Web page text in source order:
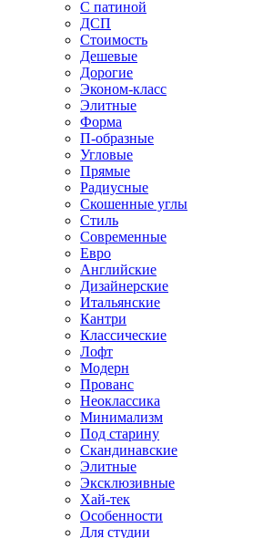
С патиной
ДСП
Стоимость
Дешевые
Дорогие
Эконом-класс
Элитные
Форма
П-образные
Угловые
Прямые
Радиусные
Скошенные углы
Стиль
Современные
Евро
Английские
Дизайнерские
Итальянские
Кантри
Классические
Лофт
Модерн
Прованс
Неоклассика
Минимализм
Под старину
Скандинавские
Элитные
Эксклюзивные
Хай-тек
Особенности
Для студии